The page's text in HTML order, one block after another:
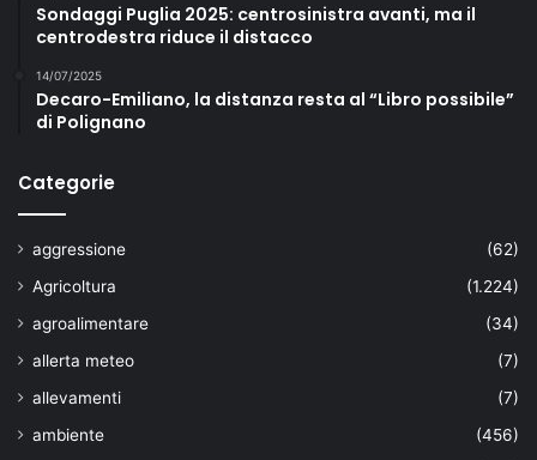
Sondaggi Puglia 2025: centrosinistra avanti, ma il
centrodestra riduce il distacco
14/07/2025
Decaro-Emiliano, la distanza resta al “Libro possibile”
di Polignano
Categorie
aggressione
(62)
Agricoltura
(1.224)
agroalimentare
(34)
allerta meteo
(7)
allevamenti
(7)
ambiente
(456)